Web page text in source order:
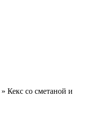
» Кекс со сметаной и